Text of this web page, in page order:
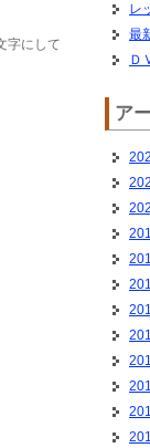
字にして
レ
最
Ｄ
ア